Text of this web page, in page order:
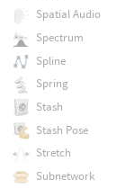
Spatial Audio
Spectrum
Spline
Spring
Stash
Stash Pose
Stretch
Subnetwork